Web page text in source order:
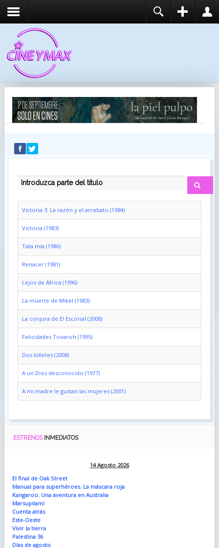
RECUÉRDEME
IDENTIFICARSE
INTRODUZCA PARTE DEL TÍTULO
Victoria 3: La razón y el arrebato (1984)
Victoria (1983)
Tata mía (1986)
Renacer (1981)
Lejos de África (1996)
La muerte de Mikel (1983)
La conjura de El Escorial (2008)
Felicidades Tovarich (1995)
Dos billetes (2008)
A un Dios desconocido (1977)
A mi madre le gustan las mujeres (2001)
ESTRENOS INMEDIATOS
14 Agosto 2026
El final de Oak Street
Manual para superhéroes. La máscara roja
Kangaroo. Una aventura en Australia
Marsupilami
Cuenta atrás
Este-Oeste
Vivir la tierra
Palestina 36
Días de agosto